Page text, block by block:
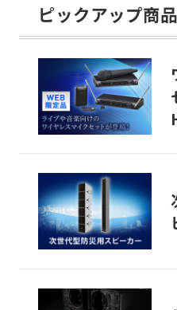
ピックアップ商